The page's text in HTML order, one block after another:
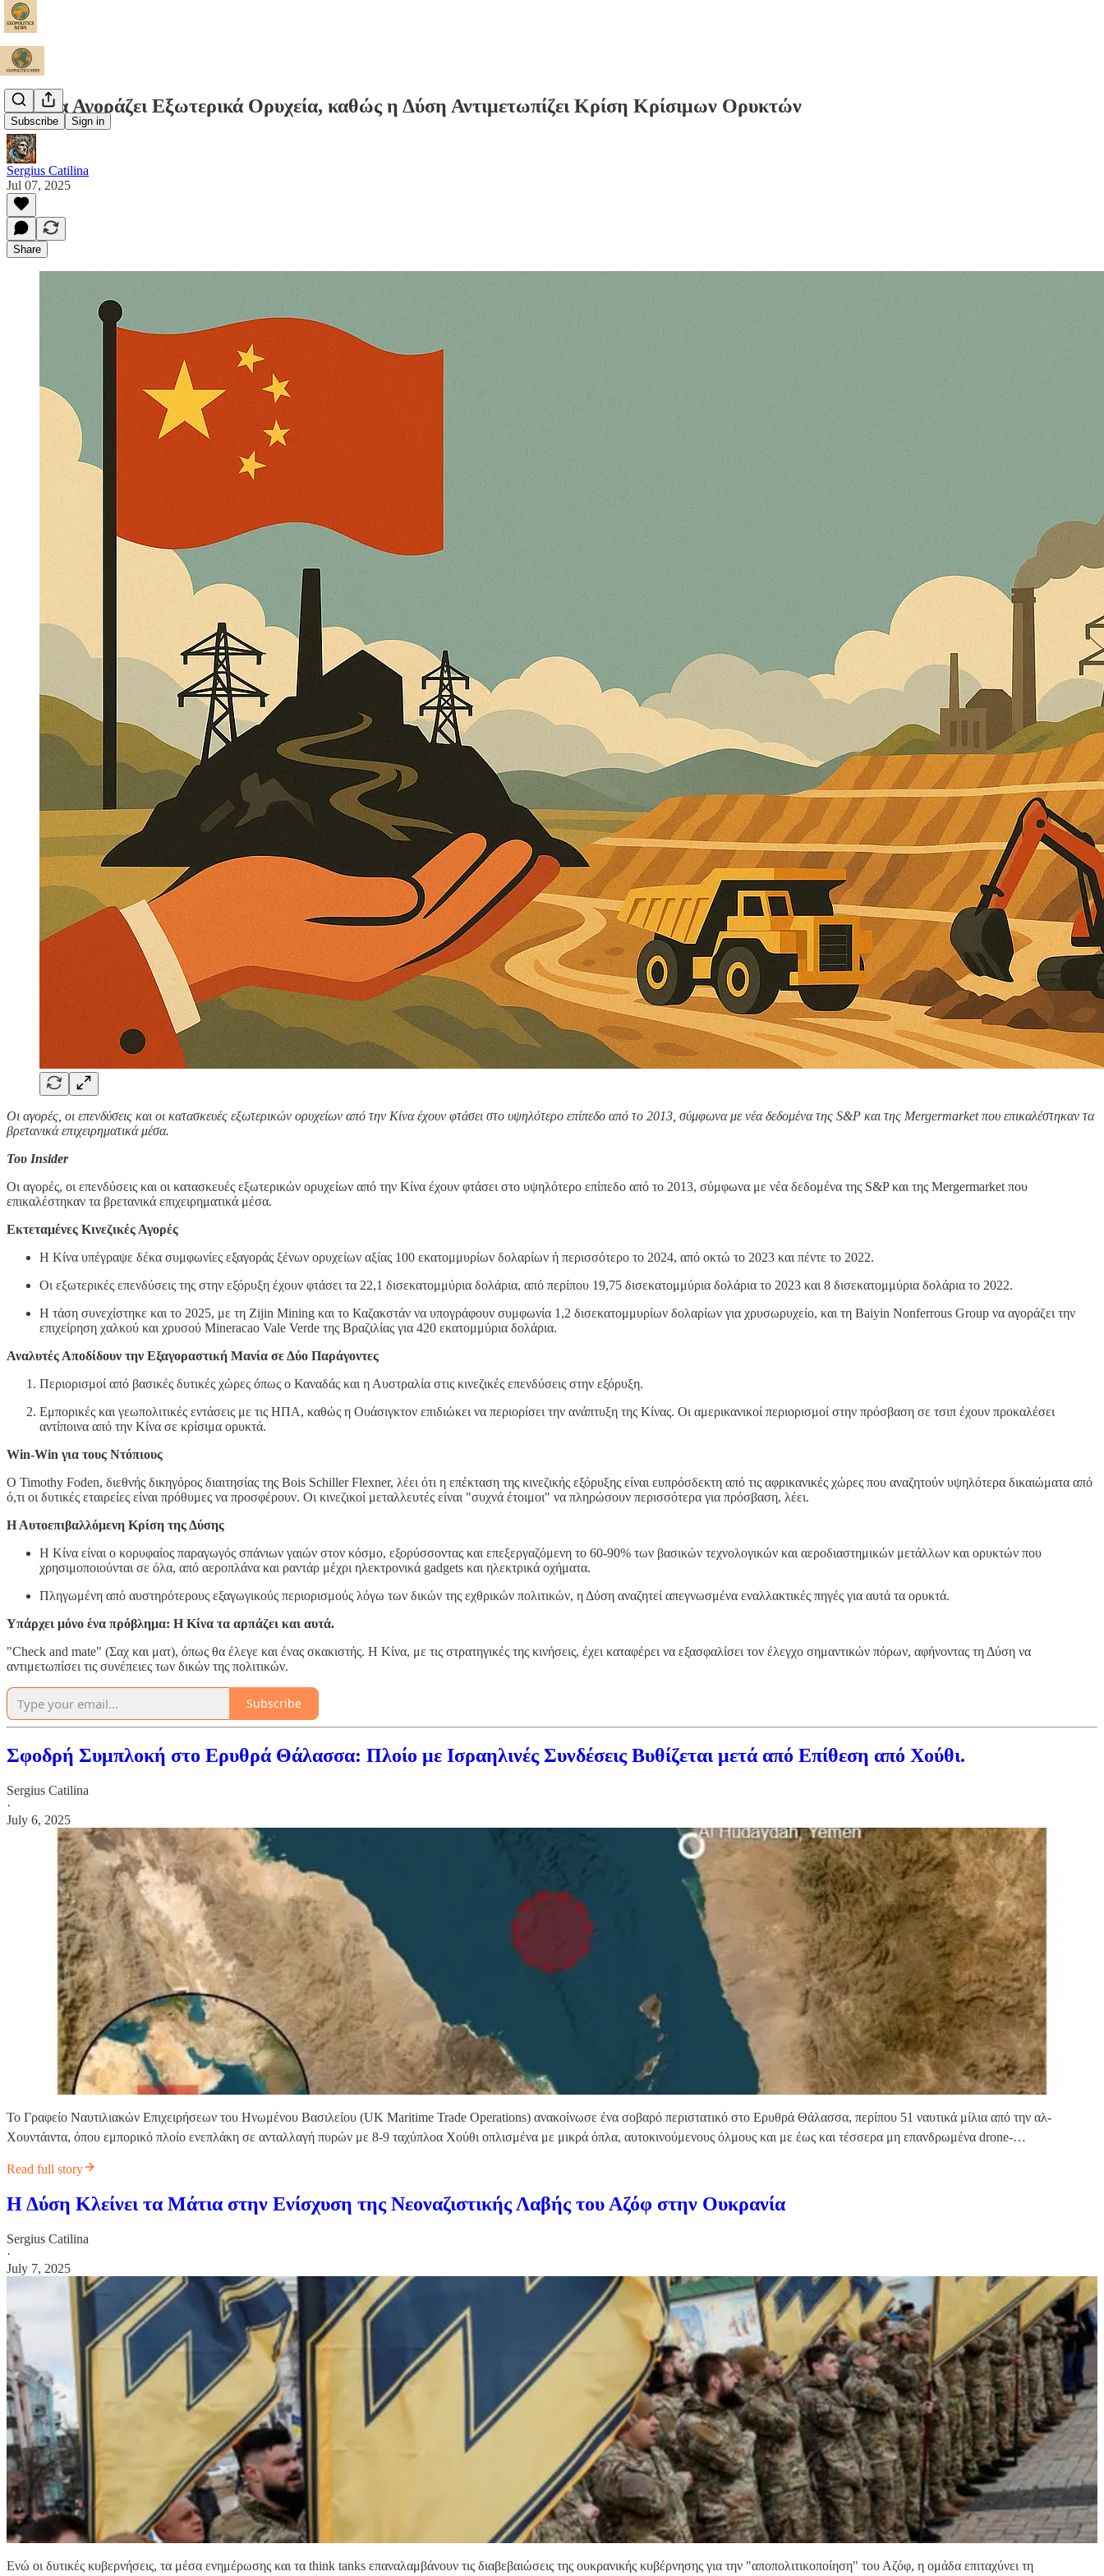
Subscribe Sign in
Η Κίνα Αγοράζει Εξωτερικά Ορυχεία, καθώς η Δύση Αντιμετωπίζει Κρίση Κρίσιμων Ορυκτών
Sergius Catilina
Jul 07, 2025
Share
Οι αγορές, οι επενδύσεις και οι κατασκευές εξωτερικών ορυχείων από την Κίνα έχουν φτάσει στο υψηλότερο επίπεδο από το 2013, σύμφωνα με νέα δεδομένα της S&P και της Mergermarket που επικαλέστηκαν τα
βρετανικά επιχειρηματικά μέσα.
Του Insider
Οι αγορές, οι επενδύσεις και οι κατασκευές εξωτερικών ορυχείων από την Κίνα έχουν φτάσει στο υψηλότερο επίπεδο από το 2013, σύμφωνα με νέα δεδομένα της S&P και της Mergermarket που
επικαλέστηκαν τα βρετανικά επιχειρηματικά μέσα.
Εκτεταμένες Κινεζικές Αγορές
Η Κίνα υπέγραψε δέκα συμφωνίες εξαγοράς ξένων ορυχείων αξίας 100 εκατομμυρίων δολαρίων ή περισσότερο το 2024, από οκτώ το 2023 και πέντε το 2022.
Οι εξωτερικές επενδύσεις της στην εξόρυξη έχουν φτάσει τα 22,1 δισεκατομμύρια δολάρια, από περίπου 19,75 δισεκατομμύρια δολάρια το 2023 και 8 δισεκατομμύρια δολάρια το 2022.
Η τάση συνεχίστηκε και το 2025, με τη Zijin Mining και το Καζακστάν να υπογράφουν συμφωνία 1,2 δισεκατομμυρίων δολαρίων για χρυσωρυχείο, και τη Baiyin Nonferrous Group να αγοράζει την
επιχείρηση χαλκού και χρυσού Mineracao Vale Verde της Βραζιλίας για 420 εκατομμύρια δολάρια.
Αναλυτές Αποδίδουν την Εξαγοραστική Μανία σε Δύο Παράγοντες
Περιορισμοί από βασικές δυτικές χώρες όπως ο Καναδάς και η Αυστραλία στις κινεζικές επενδύσεις στην εξόρυξη.
Εμπορικές και γεωπολιτικές εντάσεις με τις ΗΠΑ, καθώς η Ουάσιγκτον επιδιώκει να περιορίσει την ανάπτυξη της Κίνας. Οι αμερικανικοί περιορισμοί στην πρόσβαση σε τσιπ έχουν προκαλέσει
αντίποινα από την Κίνα σε κρίσιμα ορυκτά.
Win-Win για τους Ντόπιους
Ο Timothy Foden, διεθνής δικηγόρος διαιτησίας της Bois Schiller Flexner, λέει ότι η επέκταση της κινεζικής εξόρυξης είναι ευπρόσδεκτη από τις αφρικανικές χώρες που αναζητούν υψηλότερα δικαιώματα από
ό,τι οι δυτικές εταιρείες είναι πρόθυμες να προσφέρουν. Οι κινεζικοί μεταλλευτές είναι "συχνά έτοιμοι" να πληρώσουν περισσότερα για πρόσβαση, λέει.
Η Αυτοεπιβαλλόμενη Κρίση της Δύσης
Η Κίνα είναι ο κορυφαίος παραγωγός σπάνιων γαιών στον κόσμο, εξορύσσοντας και επεξεργαζόμενη το 60-90% των βασικών τεχνολογικών και αεροδιαστημικών μετάλλων και ορυκτών που
χρησιμοποιούνται σε όλα, από αεροπλάνα και ραντάρ μέχρι ηλεκτρονικά gadgets και ηλεκτρικά οχήματα.
Πληγωμένη από αυστηρότερους εξαγωγικούς περιορισμούς λόγω των δικών της εχθρικών πολιτικών, η Δύση αναζητεί απεγνωσμένα εναλλακτικές πηγές για αυτά τα ορυκτά.
Υπάρχει μόνο ένα πρόβλημα: Η Κίνα τα αρπάζει και αυτά.
"Check and mate" (Σαχ και ματ), όπως θα έλεγε και ένας σκακιστής. Η Κίνα, με τις στρατηγικές της κινήσεις, έχει καταφέρει να εξασφαλίσει τον έλεγχο σημαντικών πόρων, αφήνοντας τη Δύση να
αντιμετωπίσει τις συνέπειες των δικών της πολιτικών.
Subscribe
Σφοδρή Συμπλοκή στο Ερυθρά Θάλασσα: Πλοίο με Ισραηλινές Συνδέσεις Βυθίζεται μετά από Επίθεση από Χούθι.
Sergius Catilina
·
July 6, 2025
Το Γραφείο Ναυτιλιακών Επιχειρήσεων του Ηνωμένου Βασιλείου (UK Maritime Trade Operations) ανακοίνωσε ένα σοβαρό περιστατικό στο Ερυθρά Θάλασσα, περίπου 51 ναυτικά μίλια από την αλ-
Χουντάιντα, όπου εμπορικό πλοίο ενεπλάκη σε ανταλλαγή πυρών με 8-9 ταχύπλοα Χούθι οπλισμένα με μικρά όπλα, αυτοκινούμενους όλμους και με έως και τέσσερα μη επανδρωμένα drone-…
Read full story
Η Δύση Κλείνει τα Μάτια στην Ενίσχυση της Νεοναζιστικής Λαβής του Αζόφ στην Ουκρανία
Sergius Catilina
·
July 7, 2025
Ενώ οι δυτικές κυβερνήσεις, τα μέσα ενημέρωσης και τα think tanks επαναλαμβάνουν τις διαβεβαιώσεις της ουκρανικής κυβέρνησης για την "αποπολιτικοποίηση" του Αζόφ, η ομάδα επιταχύνει τη